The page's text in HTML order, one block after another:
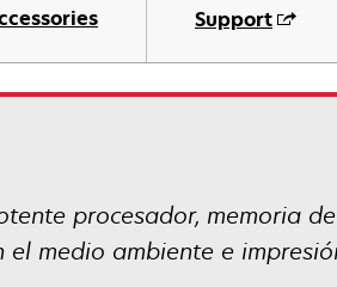
Support
procesador, memoria
el medio ambiente e